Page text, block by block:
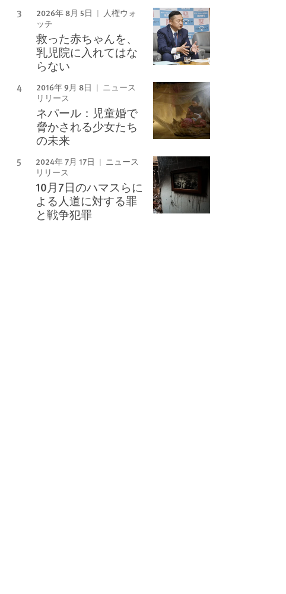
2026年 8月 5日
人権ウォ
ッチ
救った赤ちゃんを、
乳児院に入れてはな
らない
2016年 9月 8日
ニュース
リリース
ネパール：児童婚で
脅かされる少女たち
の未来
2024年 7月 17日
ニュース
リリース
10月7日のハマスらに
よる人道に対する罪
と戦争犯罪